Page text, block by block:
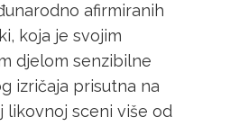
afirmiranih
koja je svojim
djelom senzibilne
izričaja prisutna na
likovnoj sceni više od